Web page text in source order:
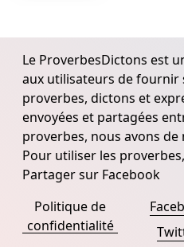
Le ProverbesDictons est
aux utilisateurs de fournir
proverbes, dictons et
envoyées et partagées
proverbes, nous avons
Pour utiliser les
Partager sur Facebook
Politique de
confidentialité